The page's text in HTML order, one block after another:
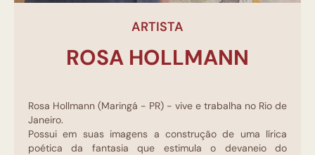
ARTISTA
ROSA HOLLMANN
Rosa Hollmann (Maringá - PR) - vive e trabalha no Rio de
Janeiro.
Possui em suas imagens a construção de uma lírica
poética da fantasia que estimula o devaneio do